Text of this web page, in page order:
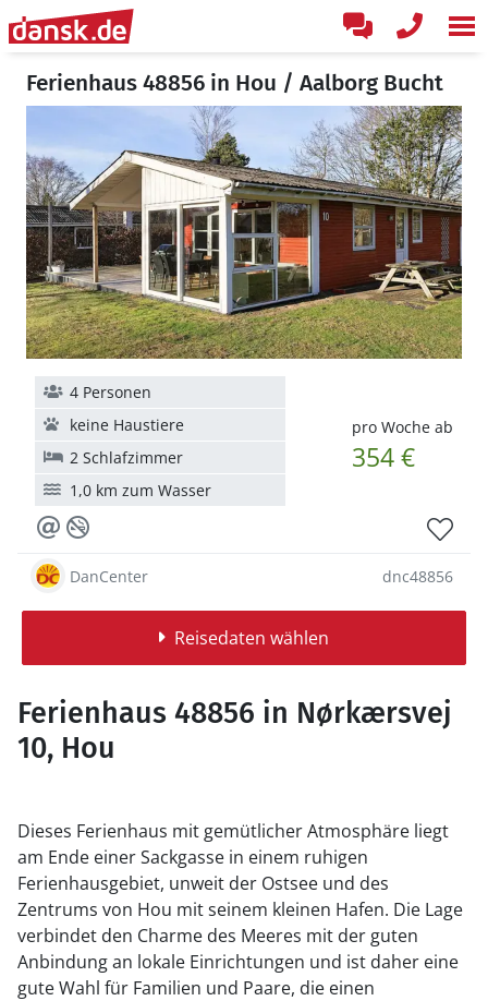
Ferienhaus 48856 in Hou / Aalborg Bucht
pro Woche ab
354 €
4 Personen
keine Haustiere
2 Schlafzimmer
1,0 km zum Wasser
DanCenter dnc48856
Reisedaten wählen
Ferienhaus 48856 in Nørkærsvej
10, Hou
Dieses Ferienhaus mit gemütlicher Atmosphäre liegt
am Ende einer Sackgasse in einem ruhigen
Ferienhausgebiet, unweit der Ostsee und des
Zentrums von Hou mit seinem kleinen Hafen. Die Lage
verbindet den Charme des Meeres mit der guten
Anbindung an lokale Einrichtungen und ist daher eine
gute Wahl für Familien und Paare, die einen